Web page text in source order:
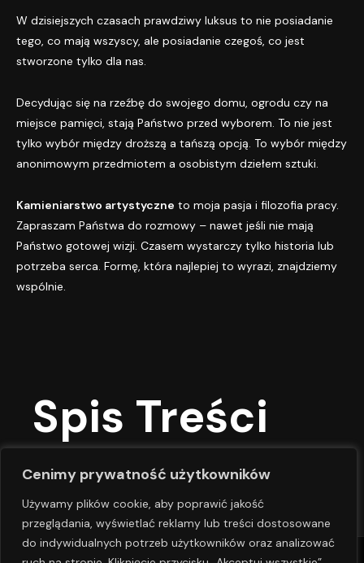
Cenimy prywatność użytkowników
Używamy plików cookie, aby poprawić jakość
przeglądania, wyświetlać reklamy lub treści dostosowane
do indywidualnych potrzeb użytkowników oraz analizować
W dzisiejszych czasach prawdziwy luksus to nie posiadanie
tego, co mają wszyscy, ale posiadanie czegoś, co jest
stworzone tylko dla nas.
Decydując się na rzeźbę do swojego domu, ogrodu czy na
miejsce pamięci, stają Państwo przed wyborem. To nie jest
tylko wybór między droższą a tańszą opcją. To wybór między
anonimowym przedmiotem a osobistym dziełem sztuki.
Kamieniarstwo artystyczne to moja pasja i filozofia pracy.
Zapraszam Państwa do rozmowy – nawet jeśli nie mają
Państwo gotowej wizji. Czasem wystarczy tylko historia lub
potrzeba serca. Formę, która najlepiej to wyrazi, znajdziemy
wspólnie.
Spis Treści